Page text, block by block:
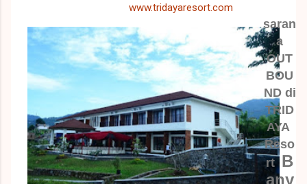
www.tridayaresort.com
saran
a
OUT
BOU
ND di
TRID
AYA
Reso
rt B
any